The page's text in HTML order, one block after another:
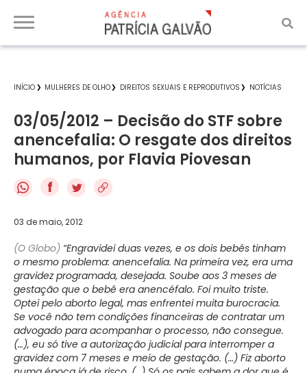
INÍCIO MULHERES DE OLHO DIREITOS SEXUAIS E REPRODUTIVOS NOTÍCIAS
03/05/2012 – Decisão do STF sobre
anencefalia: O resgate dos direitos
humanos, por Flavia Piovesan
f
03 de maio, 2012
(O Globo) “Engravidei duas vezes, e os dois bebês tinham
o mesmo problema: anencefalia. Na primeira vez, era uma
gravidez programada, desejada. Soube aos 3 meses de
gestação que o bebê era anencéfalo. Foi muito triste.
Optei pelo aborto legal, mas enfrentei muita burocracia.
Se você não tem condições financeiras de contratar um
advogado para acompanhar o processo, não consegue.
(…), eu só tive a autorização judicial para interromper a
gravidez com 7 meses e meio de gestação. (…) Fiz aborto